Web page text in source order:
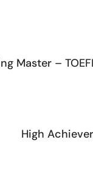
Master –
High Achiever